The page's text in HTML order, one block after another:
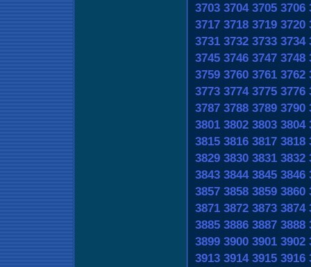
3703 3704 3705 3706
3717 3718 3719 3720
3731 3732 3733 3734
3745 3746 3747 3748
3759 3760 3761 3762
3773 3774 3775 3776
3787 3788 3789 3790
3801 3802 3803 3804
3815 3816 3817 3818
3829 3830 3831 3832
3843 3844 3845 3846
3857 3858 3859 3860
3871 3872 3873 3874
3885 3886 3887 3888
3899 3900 3901 3902
3913 3914 3915 3916